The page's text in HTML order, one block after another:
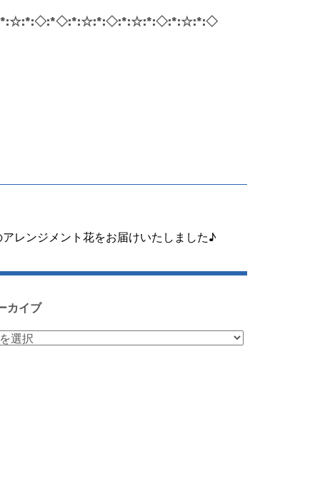
レンジメント花をお届けいたしました♪
カイブ